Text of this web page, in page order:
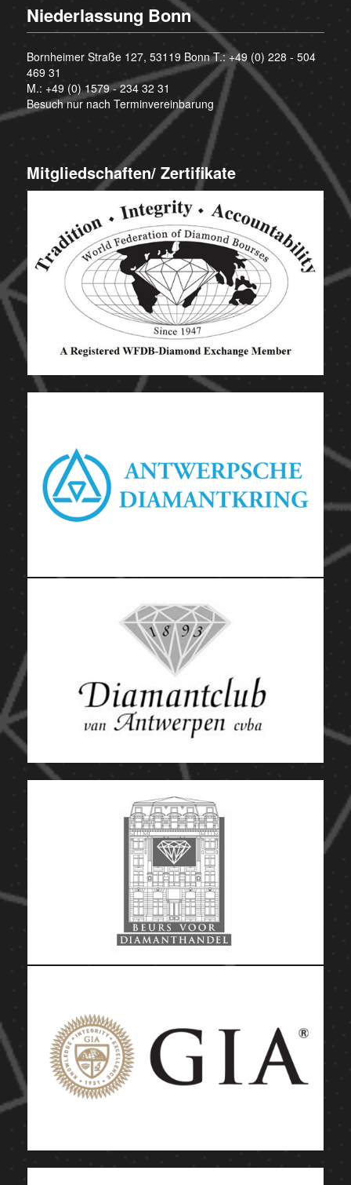
Niederlassung Bonn
Bornheimer Straße 127, 53119 Bonn T.:+49 (0) 228 - 504
469 31
M.: +49 (0) 1579 - 234 32 31
Besuch nur nach Terminvereinbarung
Mitgliedschaften/ Zertifikate